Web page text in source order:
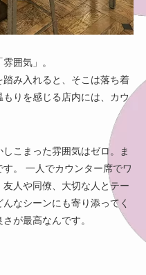
囲気」。
み入れると、そこは落ち着
りを感じる店内には、カウ
こまった雰囲気はゼロ。ま
。 一人でカウンター席でワ
人や同僚、大切な人とテー
なシーンにも寄り添ってく
が最高なんです。